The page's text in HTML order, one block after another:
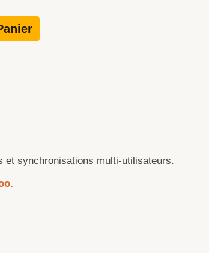
et synchronisations multi-utilisateurs.